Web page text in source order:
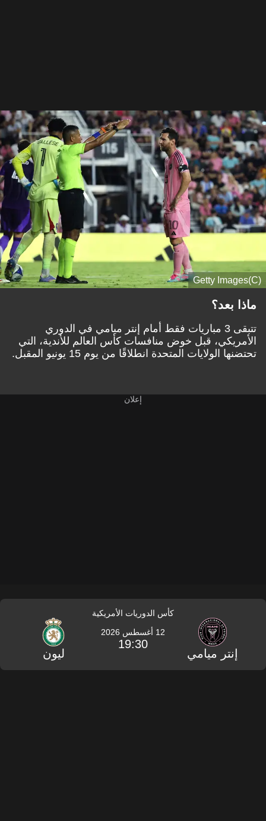
(C)Getty Images
ماذا بعد؟
تتبقى 3 مباريات فقط أمام إنتر ميامي في الدوري
الأمريكي، قبل خوض منافسات كأس العالم للأندية، التي
تحتضنها الولايات المتحدة انطلاقًا من يوم 15 يونيو المقبل.
كأس الدوريات الأمريكية
إنتر ميامي
12 أغسطس 2026
19:30
ليون